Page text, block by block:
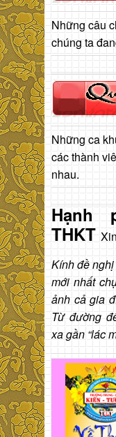
Những câu
chúng ta
Những ca
các thành
nhau.
Hạnh
THKT Xin
Kính đề
mới nhất
ảnh cả gia
Từ đường
xa gần “lác